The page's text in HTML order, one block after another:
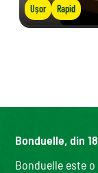
Ușor Rapid
Bonduelle, din
Bonduelle este